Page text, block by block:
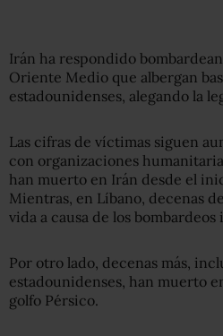
Irán ha respondido
Oriente Medio que albergan
estadounidenses, alegando la
Las cifras de víctimas siguen
con organizaciones
han muerto en Irán desde el
Mientras, en Líbano, decenas
vida a causa de los bombardeos
Por otro lado, decenas más,
estadounidenses, han muerto
golfo Pérsico.